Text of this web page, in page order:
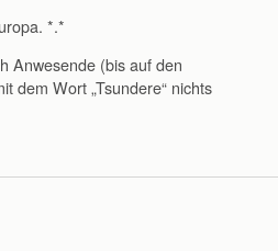
*.*
Anwesende (bis auf den
dem Wort „Tsundere“ nichts